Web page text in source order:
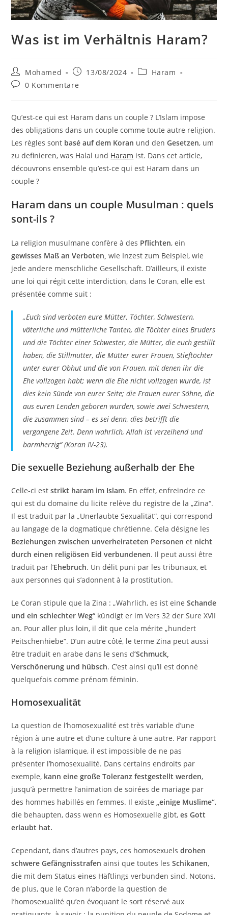
Was ist im Verhältnis Haram?
Beitrags-
Autor:
Mohamed
Beitrag13/08/2024
Beitrags-
Haram
Beitrags-
0 Kommentare
Qu’est-ce qui est Haram dans un couple ? L’Islam impose
des obligations dans un couple comme toute autre religion.
Les règles sont basé auf dem Koran und denGesetzen, um
zu definieren, was Halal und Haram ist. Dans cet article,
découvrons ensemble qu’est-ce qui est Haram dans un
couple ?
Haram dans un couple Musulman : quels
sont-ils ?
La religion musulmane confère à des Pflichten, ein
gewisses Maß an Verboten, wie Inzest zum Beispiel, wie
jede andere menschliche Gesellschaft. D’ailleurs, il existe
une loi qui régit cette interdiction, dans le Coran, elle est
présentée comme suit :
„Euch sind verboten eure Mütter, Töchter, Schwestern,
väterliche und mütterliche Tanten, die Töchter eines Bruders
und die Töchter einer Schwester, die Mütter, die euch gestillt
haben, die Stillmutter, die Mütter eurer Frauen, Stieftöchter
unter eurer Obhut und die von Frauen, mit denen ihr die
Ehe vollzogen habt; wenn die Ehe nicht vollzogen wurde, ist
dies kein Sünde von eurer Seite; die Frauen eurer Söhne, die
aus euren Lenden geboren wurden, sowie zwei Schwestern,
die zusammen sind – es sei denn, dies betrifft die
vergangene Zeit. Denn wahrlich, Allah ist verzeihend und
barmherzig“ (Koran IV-23).
Die sexuelle Beziehung außerhalb der Ehe
Celle-ci eststrikt haram im Islam. En effet, enfreindre ce
qui est du domaine du licite relève du registre de la „Zina“.
Il est traduit par la „Unerlaubte Sexualität“, qui correspond
au langage de la dogmatique chrétienne. Cela désigne les
Beziehungen zwischen unverheirateten Personen et nicht
durch einen religiösen Eid verbundenen. Il peut aussi être
traduit par l’Ehebruch. Un délit puni par les tribunaux, et
aux personnes qui s’adonnent à la prostitution.
Le Coran stipule que la Zina : „Wahrlich, es ist eineSchande
und ein schlechter Weg“ kündigt er im Vers 32 der Sure XVII
an. Pour aller plus loin, il dit que cela mérite „hundert
Peitschenhiebe“. D’un autre côté, le terme Zina peut aussi
être traduit en arabe dans le sens d’Schmuck,
Verschönerung und hübsch. C’est ainsi qu’il est donné
quelquefois comme prénom féminin.
Homosexualität
La question de l’homosexualité est très variable d’une
région à une autre et d’une culture à une autre. Par rapport
à la religion islamique, il est impossible de ne pas
présenter l’homosexualité. Dans certains endroits par
exemple, kann eine große Toleranz festgestellt werden,
jusqu’à permettre l’animation de soirées de mariage par
des hommes habillés en femmes. Il existe„einige Muslime“,
die behaupten, dass wenn es Homosexuelle gibt,es Gott
erlaubt hat.
Cependant, dans d’autres pays, ces homosexuelsdrohen
schwere Gefängnisstrafen ainsi que toutes lesSchikanen,
die mit dem Status eines Häftlings verbunden sind. Notons,
de plus, que le Coran n’aborde la question de
l’homosexualité qu’en évoquant le sort réservé aux